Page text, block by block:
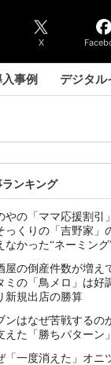
X
事例 デジタル
ンキング
やの「ママ応援割
っくりの「吉野家」
なかった“ネーミング
屋の倒産件数が増え
ミの「鳥メロ」は
新規出店の勝算
ンはなぜ苦戦する
えた「勝ちパターン
「一度消えた」オニ